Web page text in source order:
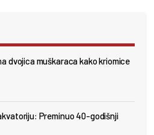
dvojica muškaraca kako kriomice
Preminuo 40-godišnji